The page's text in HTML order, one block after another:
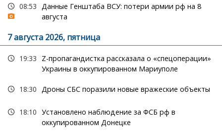
08:53 Данные Генштаба ВСУ: потери армии рф на 8
августа
7 августа 2026, пятница
19:33
Z-пропагандистка рассказала о «спецоперации»
Украины в оккупированном Мариуполе
18:30 Дроны СБС поразили новые вражеские объекты
18:10 Установлено наблюдение за ФСБ рф в
оккупированном Донецке